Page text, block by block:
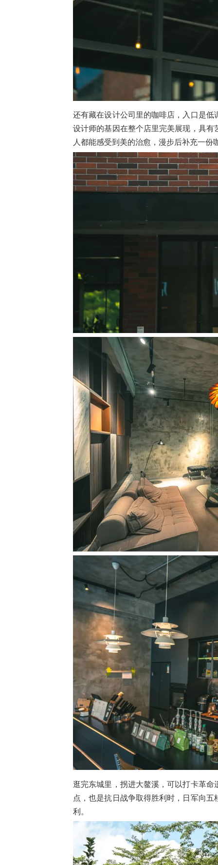
还有藏在设计公司里的咖啡店，入口是
设计师的基因在整个店里完美展现，具
人都能感受到美的治愈，漫步后补充一
逛完东城里，拐进大鳌溪，可以打卡革
点，也是抗日战争取得胜利时，日军向
利。